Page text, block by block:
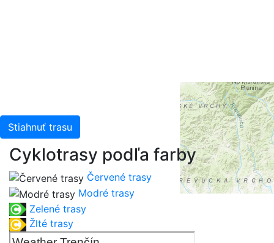
Stiahnuť trasu
Cyklotrasy podľa farby
Červené trasy
Modré trasy
Zelené trasy
Žlté trasy